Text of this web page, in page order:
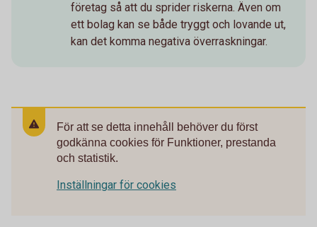
företag så att du sprider riskerna. Även om
ett bolag kan se både tryggt och lovande ut,
kan det komma negativa överraskningar.
För att se detta innehåll behöver du först
godkänna cookies för Funktioner, prestanda
och statistik.
Inställningar för cookies